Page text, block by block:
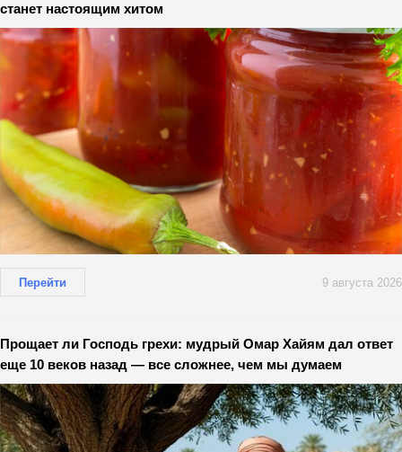
станет настоящим хитом
Перейти 9 августа 2026
Прощает ли Господь грехи: мудрый Омар Хайям дал ответ
еще 10 веков назад — все сложнее, чем мы думаем